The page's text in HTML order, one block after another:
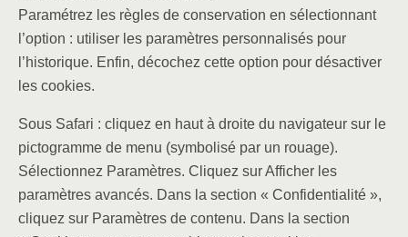
Paramétrez les règles de conservation en sélectionnant
l’option : utiliser les paramètres personnalisés pour
l’historique. Enfin, décochez cette option pour désactiver
les cookies.
Sous Safari : cliquez en haut à droite du navigateur sur le
pictogramme de menu (symbolisé par un rouage).
Sélectionnez Paramètres. Cliquez sur Afficher les
paramètres avancés. Dans la section « Confidentialité »,
cliquez sur Paramètres de contenu. Dans la section